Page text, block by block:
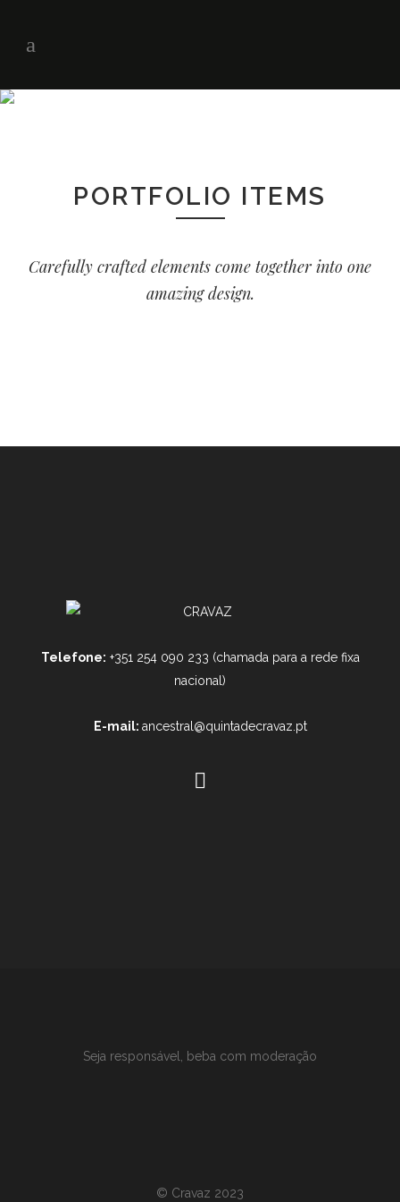
PORTFOLIO ITEMS
Carefully crafted elements come together into one
amazing design.
Telefone: +351 254 090 233 (chamada para a rede fixa
nacional)
E-mail: ancestral@quintadecravaz.pt
Seja responsável, beba com moderação
© Cravaz 2023